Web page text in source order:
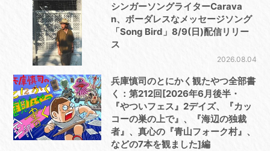
シンガーソングライターCarava
n、ボーダレスなメッセージソング
「Song Bird」8/9(日)配信リリー
ス
2026.08.04
兵庫慎司のとにかく観たやつ全部書
く：第212回[2026年6月後半・
『やついフェス』2デイズ、『カッ
コーの巣の上で』、『海辺の独裁
者』、真心の『青山フォーク村』、
などの7本を観ました]編